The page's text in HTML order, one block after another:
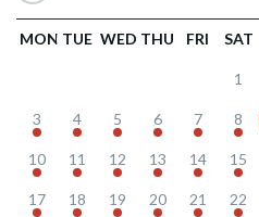
MON TUE WED THU FRI SAT
1
3 4 5 6 7 8
10 11 12 13 14 15
17 18 19 20 21 22